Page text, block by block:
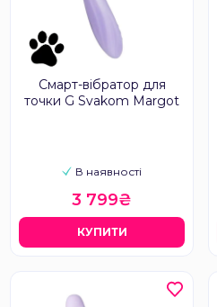
Смарт-вібратор для
точки G Svakom Margot
В наявності
3 799₴
КУПИТИ